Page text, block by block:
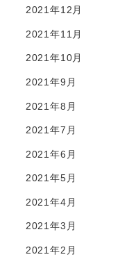
2021年12月
2021年11月
2021年10月
2021年9月
2021年8月
2021年7月
2021年6月
2021年5月
2021年4月
2021年3月
2021年2月